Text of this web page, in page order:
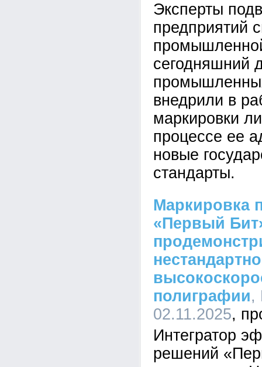
Эксперты
предприятий
сегодняшний
внедрили в
маркировки
процессе ее
новые
стандарты.
Маркировка
«Первый
полиграфии,
02.11.2025
Интегратор
решений